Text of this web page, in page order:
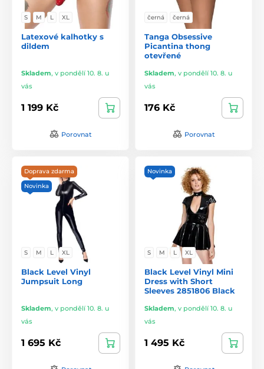
S M L XL
Latexové kalhotky s
dildem
Skladem, v pondělí 10. 8. u
vás
1 199 Kč
Porovnat
černá černá
Tanga Obsessive
Picantina thong
otevřené
Skladem, v pondělí 10. 8. u
vás
176 Kč
Porovnat
Doprava zdarma
Novinka
S M L XL
Black Level Vinyl
Jumpsuit Long
Skladem, v pondělí 10. 8. u
vás
1 695 Kč
Novinka
S M L XL
Black Level Vinyl Mini
Dress with Short
Sleeves 2851806 Black
Skladem, v pondělí 10. 8. u
vás
1 495 Kč